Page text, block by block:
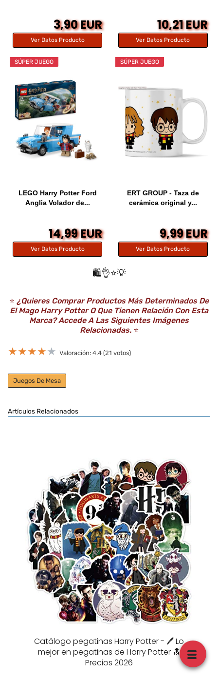
3,90 EUR
Ver Datos Producto
10,21 EUR
Ver Datos Producto
SÚPER JUEGO
LEGO Harry Potter Ford
Anglia Volador de...
14,99 EUR
Ver Datos Producto
SÚPER JUEGO
ERT GROUP - Taza de
cerámica original y...
9,99 EUR
Ver Datos Producto
🛍️👌⭐️💡
⭐️ ¿Quieres Comprar Productos Más Determinados De
El Mago Harry Potter O Que Tienen Relación Con Esta
Marca? Accede A Las Siguientes Imágenes
Relacionadas.⭐️
★★★★★ Valoración: 4.4 (21 votos)
Juegos De Mesa
Artículos Relacionados
Catálogo pegatinas Harry Potter - 🖊️ Lo
mejor en pegatinas de Harry Potter 🔝
Precios 2026